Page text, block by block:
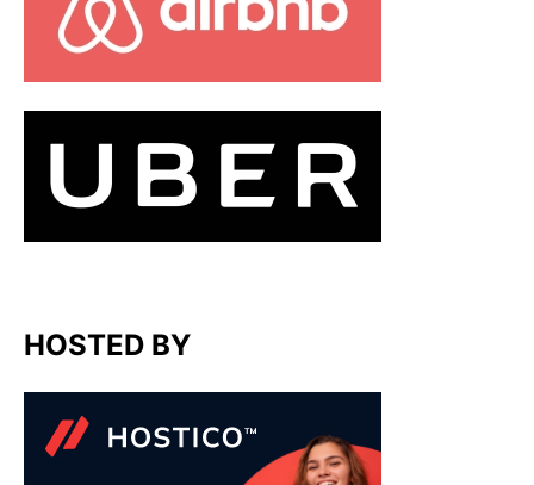
HOSTED BY